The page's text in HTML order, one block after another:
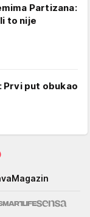
Partizana:
to nije
Prvi put obukao
Magazin